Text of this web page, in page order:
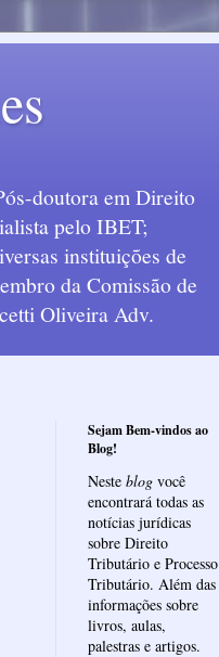
doutora em Direito
pelo IBET;
instituições de
da Comissão de
Oliveira Adv.
Sejam Bem-vindos ao
Blog!
Neste blog você
encontrará todas as
notícias jurídicas
sobre Direito
Tributário e Processo
Tributário. Além das
informações sobre
livros, aulas,
palestras e artigos.